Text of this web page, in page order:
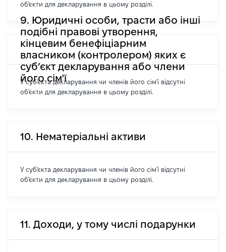
об'єкти для декларування в цьому розділі.
9. Юридичні особи, трасти або інші
подібні правові утворення,
кінцевим бенефіціарним
власником (контролером) яких є
суб’єкт декларування або члени
його сім'ї
У суб'єкта декларування чи членів його сім'ї відсутні
об'єкти для декларування в цьому розділі.
10. Нематеріальні активи
У суб'єкта декларування чи членів його сім'ї відсутні
об'єкти для декларування в цьому розділі.
11. Доходи, у тому числі подарунки